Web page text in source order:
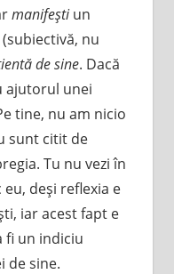
manifeştiun
nu
de sine. Dacă
ajutorul unei
tine, nu am nicio
sunt citit de
Tu nu vezi în
deşi reflexia e
iar acest fapt e
fi un indiciu
de sine.